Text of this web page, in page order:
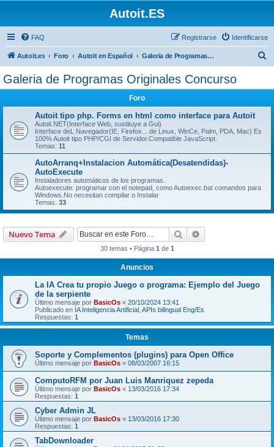
Autoit.ES
FAQ Identificarse
Registrarse
Autoit.es Foro Autoit en Español Galeria de Programas Originales Concurso
Galeria de Programas Originales Concurso
Foro
Autoit tipo php. Forms en html como interface para Autoit
Autoit.NET(Interface Web, sustituye a Gui)
Interface deL Navegador(IE, Firefox... de Linux, WinCe, Palm, PDA, Mac) Es
100% Autoit tipo PHP/CGI de Servidor.Compatible JavaScript.
Temas: 11
AutoArranq+Instalacion Automática(Desatendidas)-
AutoExecute
Instaladores automáticos de los programas.
Autoexecute: programar con el notepad, como Autoexec.bat comandos para
Windows.No necesitan compilar o Instalar
Temas: 33
Nuevo Tema Buscar
30 temas • Página 1 de 1
Anuncios
La IA Crea tu propio Juego o programa: Ejemplo del Juego
de la serpiente
Último mensaje por BasicOs « 20/10/2024 13:41
Publicado en IA Inteligencia Artificial, APIs bilingual Eng/Es
Respuestas: 1
Temas
Soporte y Complementos (plugins) para Open Office
Último mensaje por BasicOs « 08/03/2007 16:15
ComputoRFM por Juan Luis Manriquez zepeda
Último mensaje por BasicOs « 13/03/2016 17:34
Respuestas: 1
Cyber Admin JL
Último mensaje por BasicOs « 13/03/2016 17:30
Respuestas: 1
TabDownloader